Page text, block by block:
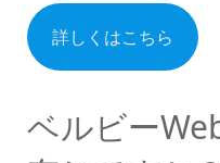
詳しくはこちら
ベルビー